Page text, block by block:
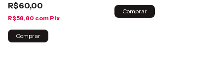
R$60,00
R$58,80 com Pix
Comprar
Comprar